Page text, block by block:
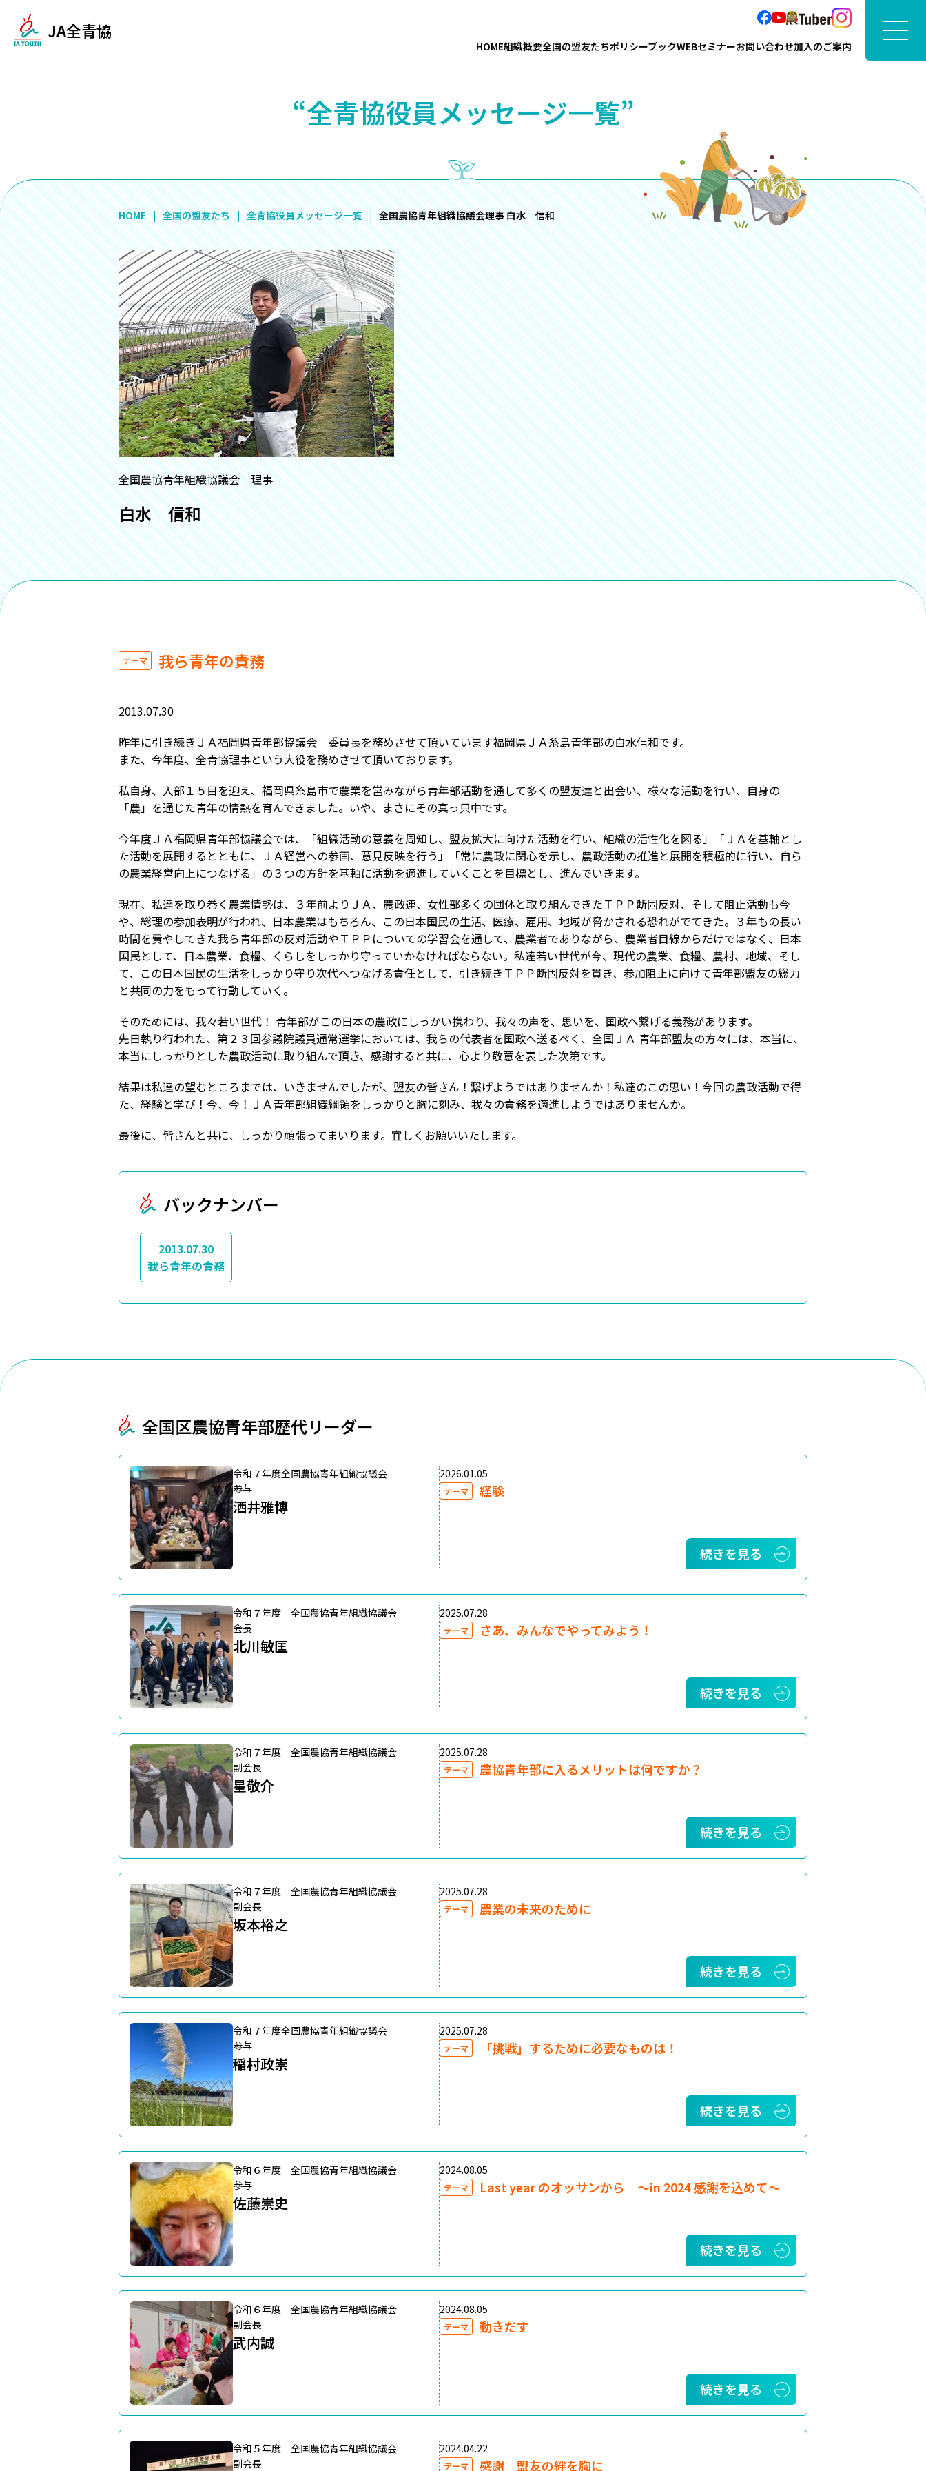
JA全青協
HOME組織概要全国の盟友たちポリシーブックWEBセミナーお問い合わせ加入のご案内
“全青協役員メッセージ一覧”
HOME 全国の盟友たち 全青協役員メッセージ一覧 全国農協青年組織協議会理事 白水 信和
全国農協青年組織協議会 理事
白水 信和
テーマ 我ら青年の責務
2013.07.30
昨年に引き続きＪＡ福岡県青年部協議会 委員長を務めさせて頂いています福岡県ＪＡ糸島青年部の白水信和です。
また、今年度、全青協理事という大役を務めさせて頂いております。
私自身、入部１５目を迎え、福岡県糸島市で農業を営みながら青年部活動を通して多くの盟友達と出会い、様々な活動を行い、自身の
「農」を通じた青年の情熱を育んできました。いや、まさにその真っ只中です。
今年度ＪＡ福岡県青年部協議会では、「組織活動の意義を周知し、盟友拡大に向けた活動を行い、組織の活性化を図る」「ＪＡを基軸とし
た活動を展開するとともに、ＪＡ経営への参画、意見反映を行う」「常に農政に関心を示し、農政活動の推進と展開を積極的に行い、自ら
の農業経営向上につなげる」の３つの方針を基軸に活動を適進していくことを目標とし、進んでいきます。
現在、私達を取り巻く農業情勢は、３年前よりＪＡ、農政連、女性部多くの団体と取り組んできたＴＰＰ断固反対、そして阻止活動も今
や、総理の参加表明が行われ、日本農業はもちろん、この日本国民の生活、医療、雇用、地域が脅かされる恐れがでてきた。３年もの長い
時間を費やしてきた我ら青年部の反対活動やＴＰＰについての学習会を通して、農業者でありながら、農業者目線からだけではなく、日本
国民として、日本農業、食糧、くらしをしっかり守っていかなければならない。私達若い世代が今、現代の農業、食糧、農村、地域、そし
て、この日本国民の生活をしっかり守り次代へつなげる責任として、引き続きＴＰＰ断固反対を貫き、参加阻止に向けて青年部盟友の総力
と共同の力をもって行動していく。
そのためには、我々若い世代！ 青年部がこの日本の農政にしっかい携わり、我々の声を、思いを、国政へ繋げる義務があります。
先日執り行われた、第２３回参議院議員通常選挙においては、我らの代表者を国政へ送るべく、全国ＪＡ 青年部盟友の方々には、本当に、
本当にしっかりとした農政活動に取り組んで頂き、感謝すると共に、心より敬意を表した次第です。
結果は私達の望むところまでは、いきませんでしたが、盟友の皆さん！繋げようではありませんか！私達のこの思い！今回の農政活動で得
た、経験と学び！今、今！ＪＡ青年部組織綱領をしっかりと胸に刻み、我々の責務を適進しようではありませんか。
最後に、皆さんと共に、しっかり頑張ってまいります。宜しくお願いいたします。
バックナンバー
2013.07.30
我ら青年の責務
全国区農協青年部歴代リーダー
令和７年度全国農協青年組織協議会
参与
洒井雅博
2026.01.05
テーマ 経験
続きを見る
令和７年度 全国農協青年組織協議会
会長
北川敏匡
2025.07.28
テーマ さあ、みんなでやってみよう！
続きを見る
令和７年度 全国農協青年組織協議会
副会長
星敬介
2025.07.28
テーマ 農協青年部に入るメリットは何ですか？
続きを見る
令和７年度 全国農協青年組織協議会
副会長
坂本裕之
2025.07.28
テーマ 農業の未来のために
続きを見る
令和７年度全国農協青年組織協議会
参与
稲村政崇
2025.07.28
テーマ 「挑戦」するために必要なものは！
続きを見る
令和６年度 全国農協青年組織協議会
参与
佐藤崇史
2024.08.05
テーマ Last year のオッサンから 〜in 2024 感謝を込めて〜
続きを見る
令和６年度 全国農協青年組織協議会
副会長
武内誠
2024.08.05
テーマ 動きだす
続きを見る
令和５年度 全国農協青年組織協議会
副会長
2024.04.22
テーマ 感謝 盟友の絆を胸に